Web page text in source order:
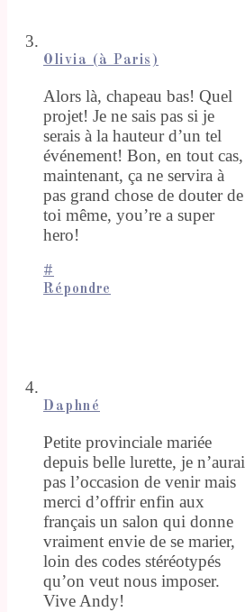
Olivia (à Paris)
Alors là, chapeau bas! Quel
projet! Je ne sais pas si je
serais à la hauteur d’un tel
événement! Bon, en tout cas,
maintenant, ça ne servira à
pas grand chose de douter de
toi même, you’re a super
hero!
#
Répondre
Daphné
Petite provinciale mariée
depuis belle lurette, je n’aurai
pas l’occasion de venir mais
merci d’offrir enfin aux
français un salon qui donne
vraiment envie de se marier,
loin des codes stéréotypés
qu’on veut nous imposer.
Vive Andy!